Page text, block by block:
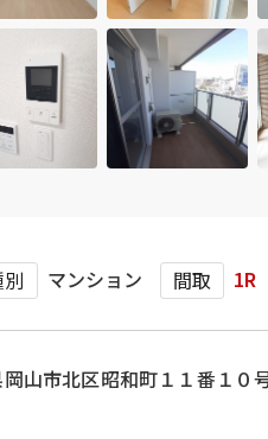
マンション 間取 1R
岡山市北区昭和町１１番１